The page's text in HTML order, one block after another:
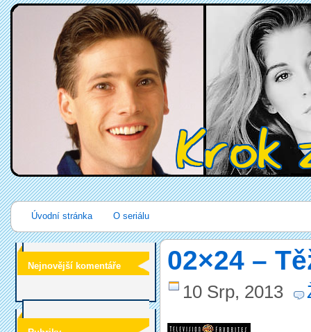
Úvodní stránka O seriálu
Nejnovější komentáře 02×24 –
10 Srp, 2013